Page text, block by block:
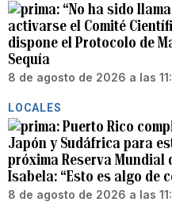
“No ha sido
activarse el Comité
dispone el Protocolo de
Sequía
8 de agosto de 2026 a las
LOCALES
Puerto Rico
Japón y Sudáfrica para
próxima Reserva Mundial
Isabela: “Esto es algo de
8 de agosto de 2026 a las